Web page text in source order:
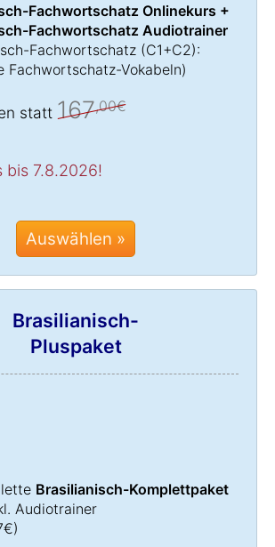
Fachwortschatz Onlinekurs +
Fachwortschatz Audiotrainer
Fachwortschatz (C1+C2):
Fachwortschatz-Vokabeln)
statt 167,00€
bis 7.8.2026!
Auswählen »
Brasilianisch-
Pluspaket
Brasilianisch-Komplettpaket
Audiotrainer